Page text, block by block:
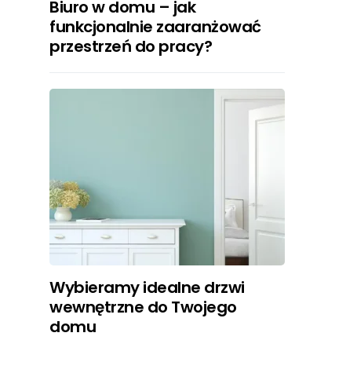
Biuro w domu – jak
funkcjonalnie zaaranżować
przestrzeń do pracy?
Wybieramy idealne drzwi
wewnętrzne do Twojego
domu